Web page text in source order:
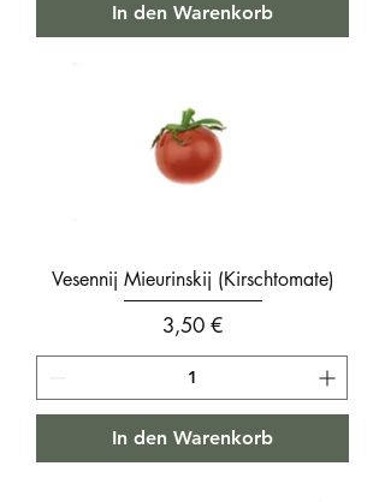
In den Warenkorb
Vesennij Mieurinskij (Kirschtomate)
Preis
3,50 €
In den Warenkorb